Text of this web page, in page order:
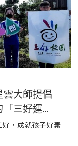
雲大師提倡
「三好運
響！
，成就孩子好素